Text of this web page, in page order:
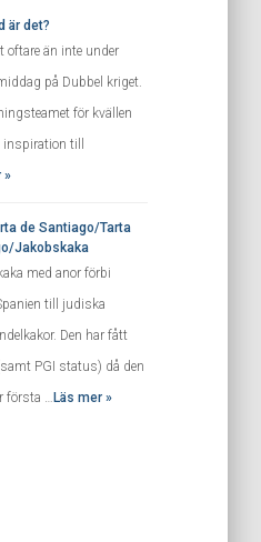
är det?
oftare än inte under
på Dubbel kriget.
för kvällen
inspiration till
»
de Santiago/Tarta
Jakobskaka
med anor förbi
till judiska
Den har fått
PGI status) då den
första … Läs mer »